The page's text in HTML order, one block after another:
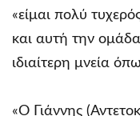
«είμαι πολύ
και αυτή την
ιδιαίτερη μνεία
«Ο Γιάννης